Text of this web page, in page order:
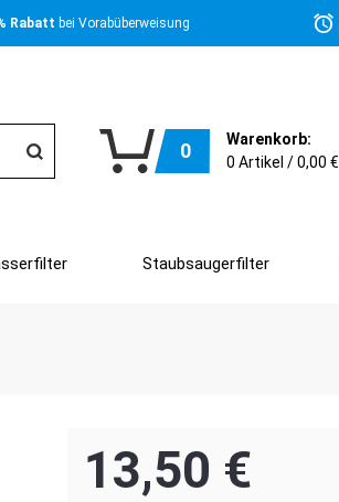
Rabatt bei Vorabüberweisung
0
Warenkorb:
0 Artikel /0,00 €
Staubsaugerfilter
13,50 €